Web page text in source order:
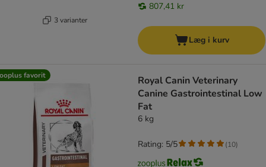
3 varianter
807,41 kr
Læg i kurv
favorit
Royal Canin Veterinary
Canine Gastrointestinal Low
Fat
6 kg
Rating: 5/5 (10)